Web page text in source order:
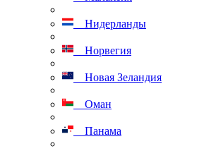
Нидерланды
Норвегия
Новая Зеландия
Оман
Панама